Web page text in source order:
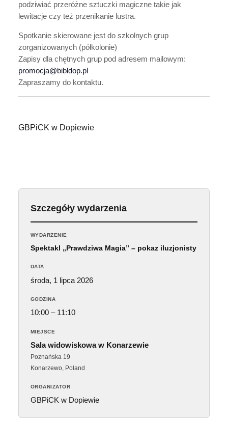
podziwiać przeróżne sztuczki magiczne takie jak
lewitacje czy też przenikanie lustra.
Spotkanie skierowane jest do szkolnych grup
zorganizowanych (półkolonie)
Zapisy dla chętnych grup pod adresem mailowym:
promocja@bibldop.pl
Zapraszamy do kontaktu.
GBPiCK w Dopiewie
Szczegóły wydarzenia
WYDARZENIE
Spektakl „Prawdziwa Magia” – pokaz iluzjonisty
DATA
środa, 1 lipca 2026
GODZINA
10:00 – 11:10
MIEJSCE
Sala widowiskowa w Konarzewie
Poznańska 19
Konarzewo, Poland
ORGANIZATOR
GBPiCK w Dopiewie